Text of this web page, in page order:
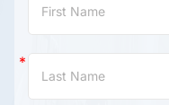
Us
(China)